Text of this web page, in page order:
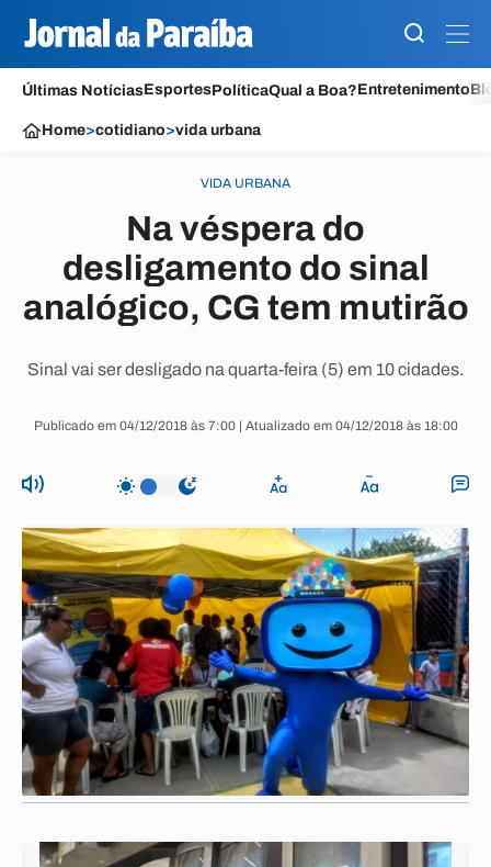
Últimas NotíciasEsportesPolíticaQual a Boa?Entretenimento
Home>cotidiano>vida urbana
VIDA URBANA
Na véspera do
desligamento do sinal
analógico, CG tem mutirão
Sinal vai ser desligado na quarta-feira (5) em 10 cidades.
Publicado em 04/12/2018 às 7:00 | Atualizado em 04/12/2018 às 18:00